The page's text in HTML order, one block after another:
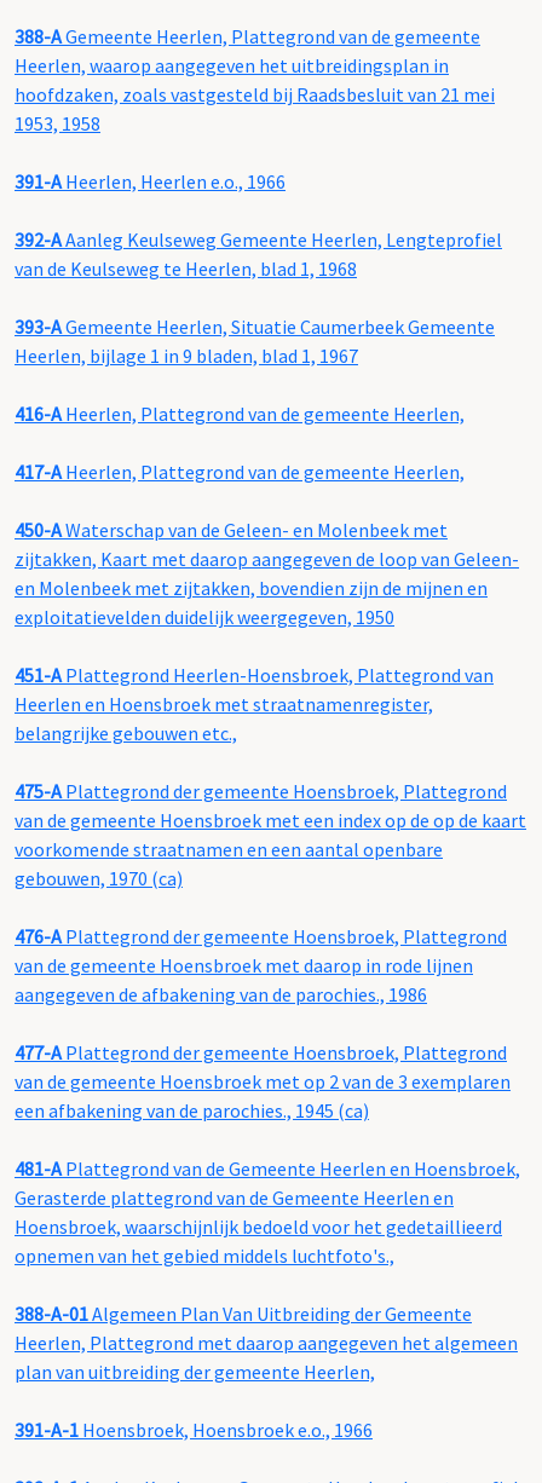
388-AGemeente Heerlen, Plattegrond van de gemeente
Heerlen, waarop aangegeven het uitbreidingsplan in
hoofdzaken, zoals vastgesteld bij Raadsbesluit van 21 mei
1953, 1958
391-AHeerlen, Heerlen e.o., 1966
392-AAanleg Keulseweg Gemeente Heerlen, Lengteprofiel
van de Keulseweg te Heerlen, blad 1, 1968
393-AGemeente Heerlen, Situatie Caumerbeek Gemeente
Heerlen, bijlage 1 in 9 bladen, blad 1, 1967
416-AHeerlen, Plattegrond van de gemeente Heerlen,
417-AHeerlen, Plattegrond van de gemeente Heerlen,
450-AWaterschap van de Geleen- en Molenbeek met
zijtakken, Kaart met daarop aangegeven de loop van Geleen-
en Molenbeek met zijtakken, bovendien zijn de mijnen en
exploitatievelden duidelijk weergegeven, 1950
451-APlattegrond Heerlen-Hoensbroek, Plattegrond van
Heerlen en Hoensbroek met straatnamenregister,
belangrijke gebouwen etc.,
475-APlattegrond der gemeente Hoensbroek, Plattegrond
van de gemeente Hoensbroek met een index op de op de kaart
voorkomende straatnamen en een aantal openbare
gebouwen, 1970 (ca)
476-APlattegrond der gemeente Hoensbroek, Plattegrond
van de gemeente Hoensbroek met daarop in rode lijnen
aangegeven de afbakening van de parochies., 1986
477-APlattegrond der gemeente Hoensbroek, Plattegrond
van de gemeente Hoensbroek met op 2 van de 3 exemplaren
een afbakening van de parochies., 1945 (ca)
481-APlattegrond van de Gemeente Heerlen en Hoensbroek,
Gerasterde plattegrond van de Gemeente Heerlen en
Hoensbroek, waarschijnlijk bedoeld voor het gedetaillieerd
opnemen van het gebied middels luchtfoto's.,
388-A-01Algemeen Plan Van Uitbreiding der Gemeente
Heerlen, Plattegrond met daarop aangegeven het algemeen
plan van uitbreiding der gemeente Heerlen,
391-A-1 Hoensbroek, Hoensbroek e.o., 1966